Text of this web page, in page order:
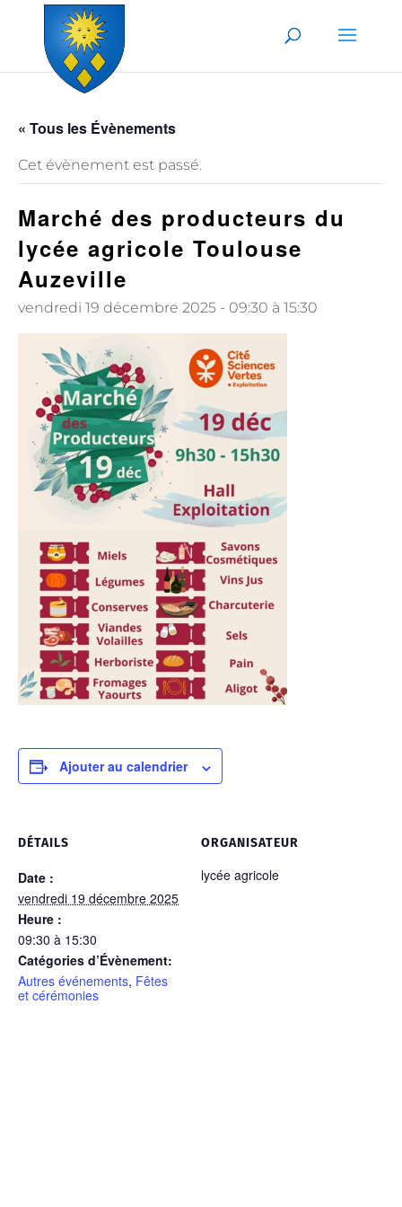
Skip to content
« Tous les Évènements
Cet évènement est passé.
Marché des producteurs du
lycée agricole Toulouse
Auzeville
vendredi 19 décembre 2025 - 09:30 à 15:30
Ajouter au calendrier
DÉTAILS
Date :
vendredi 19 décembre 2025
Heure :
09:30 à 15:30
Catégories d’Évènement:
Autres événements, Fêtes
et cérémonies
ORGANISATEUR
lycée agricole